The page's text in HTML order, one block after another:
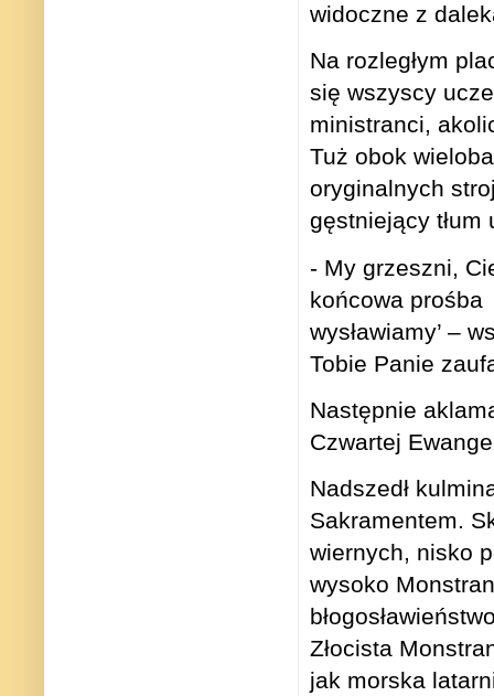
widoczne z
Na rozległym
się wszyscy
ministranci,
Tuż obok
oryginalnych
gęstniejący
- My grzeszni,
końcowa prośba
wysławiamy’ –
Tobie Panie
Następnie
Czwartej
Nadszedł
Sakramentem.
wiernych, nisko
wysoko
Złocista
jak morska